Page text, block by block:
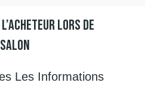
Lors De
Les Informations